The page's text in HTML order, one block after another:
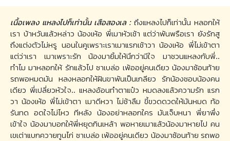
เนื้อเพลง แหลงไปก็เท่านั้น เสือสองเล :ถึงแหลงไปก็เท่านั้น หลอกให้
เรา บ้าหวันแล้วหล่าว น้องเห้อ พี่เมาหัวเช้า แต่ว่าพันพรือเรา ยังรักสู
ถึงแต่งตัวไม่หรู นอนในคูเพราะเราเมาแรกเช้าวา น้องเห้อ พี่ไม่เข้าตา
แต่ว่าเรา เมาเพราะรัก น้องมายิ้มให้นึกว่ามีใจ มาชวนแหลงกับพี่..
ทำไม มาหลอกให้ รักแล้วไป ซาเบล่อ เพ้ออยู่คนเดียว น้องมาซ้อนท้าย
รถพอหมดมัน หลงหลอกให้ฝันขาพันเป็นเกลียว รักน้องชอบน้องคน
เดียว พี่เปลี่ยวหัวใจ.. แหลงอ้อนทำตาแป๋ว หมดลงแล้วความรัก แรก
วา น้องเห้อ พี่ไม่เข้าตา เมาดีหวา ไม่ช้าลืม ขี้ขวดดวดให้มันหมด ท้อ
รันทด อดใจไม่ไหว ทีหลัง น้องอย่าหลอกใคร มันเจ็บหนา พี่ยาพึ่ง
เข้าใจ น้องมาบอกให้พี่หยุดกินเหล้า พอหายเมาแล้วน้องมาหายไป คน
เขเต่าแบกควายทูนไก่ ซาเบล่อ เพ้ออยู่คนเดียว น้องมาซ้อนท้าย รถพอ